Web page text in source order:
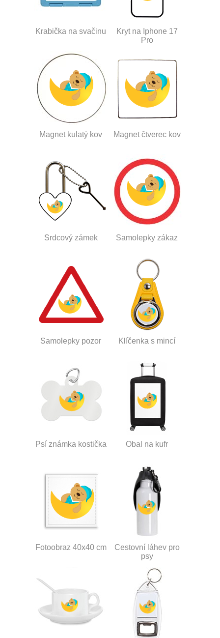
Krabička na svačinu
Kryt na Iphone 17
Pro
Magnet kulatý kov Magnet čtverec kov
Srdcový zámek Samolepky zákaz
Samolepky pozor Klíčenka s mincí
Psí známka kostička Obal na kufr
Fotoobraz 40x40 cm
Cestovní láhev pro
psy